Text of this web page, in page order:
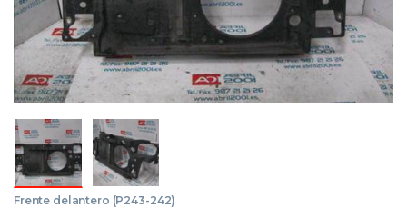
Frente delantero (P243-242)